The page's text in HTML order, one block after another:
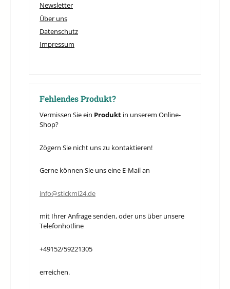
Newsletter
Über uns
Datenschutz
Impressum
Fehlendes Produkt?
Vermissen Sie ein Produkt in unserem Online-
Shop?
Zögern Sie nicht uns zu kontaktieren!
Gerne können Sie uns eine E-Mail an
info@stickmi24.de
mit Ihrer Anfrage senden, oder uns über unsere
Telefonhotline
+49152/59221305
erreichen.